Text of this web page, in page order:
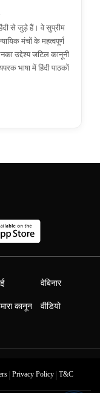
से जुड़े हैं। वे सुप्रीम
मंचों के महत्वपूर्ण
उद्देश्य जटिल कानूनी
भाषा में हिंदी पाठकों
कानून
वेबिनार
वीडियो
| Privacy Policy| T&C